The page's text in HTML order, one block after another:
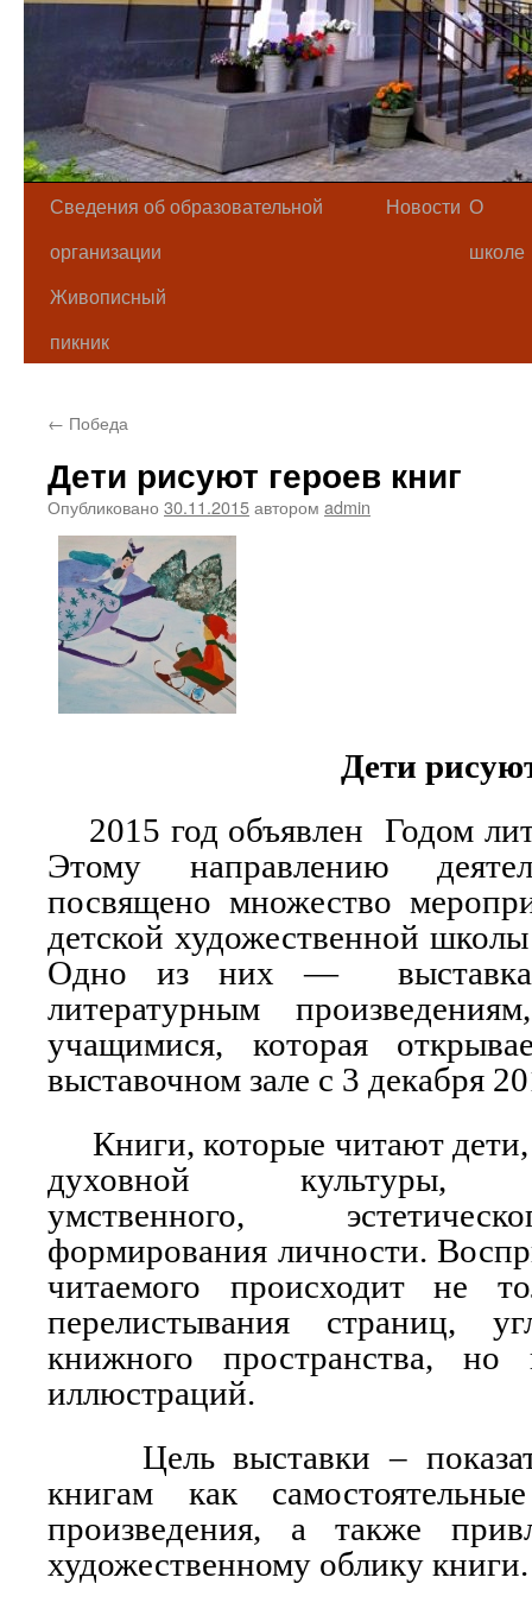
Сведения об образовательной
организации
Новости О
школе
Живописный
пикник
← Победа
Дети рисуют героев книг
Опубликовано 30.11.2015автором admin
Дети
2015 год объявлен Годом
Этому направлению
посвящено множество
детской художественной
Одно из них — выставка
литературным
учащимися, которая
выставочном зале с 3 декабря
Книги, которые читают дети,
духовной культуры,
умственного,
формирования личности.
читаемого происходит не
перелистывания страниц,
книжного пространства,
иллюстраций.
Цель выставки –
книгам как
произведения, а также
художественному облику книги.